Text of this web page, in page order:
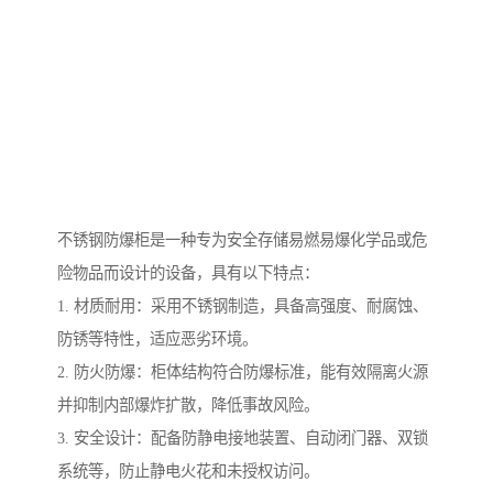
不锈钢防爆柜是一种专为安全存储易燃易爆化学品或危
险物品而设计的设备，具有以下特点：
1. 材质耐用：采用不锈钢制造，具备高强度、耐腐蚀、
防锈等特性，适应恶劣环境。
2. 防火防爆：柜体结构符合防爆标准，能有效隔离火源
并抑制内部爆炸扩散，降低事故风险。
3. 安全设计：配备防静电接地装置、自动闭门器、双锁
系统等，防止静电火花和未授权访问。